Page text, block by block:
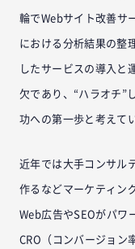
輪でWebサイト改善サ
における分析結果の整
したサービスの導入と
欠であり、“ハラオチ”
功への第一歩と考えて
近年では大手コンサル
作るなどマーケティン
Web広告やSEOがパワ
CRO（コンバージョン